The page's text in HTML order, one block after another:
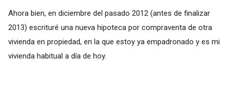
Ahora bien, en diciembre del pasado 2012 (antes de finalizar
2013) escrituré una nueva hipoteca por compraventa de otra
vivienda en propiedad, en la que estoy ya empadronado y es mi
vivienda habitual a día de hoy.